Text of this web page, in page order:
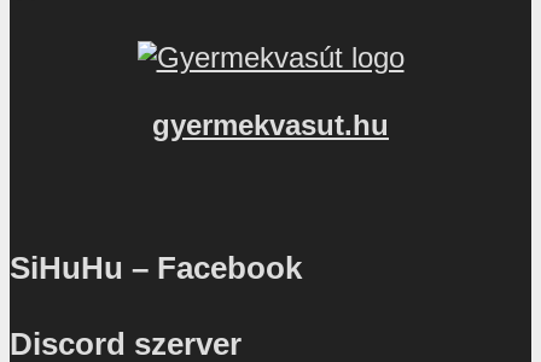
gyermekvasut.hu
SiHuHu – Facebook
Discord szerver